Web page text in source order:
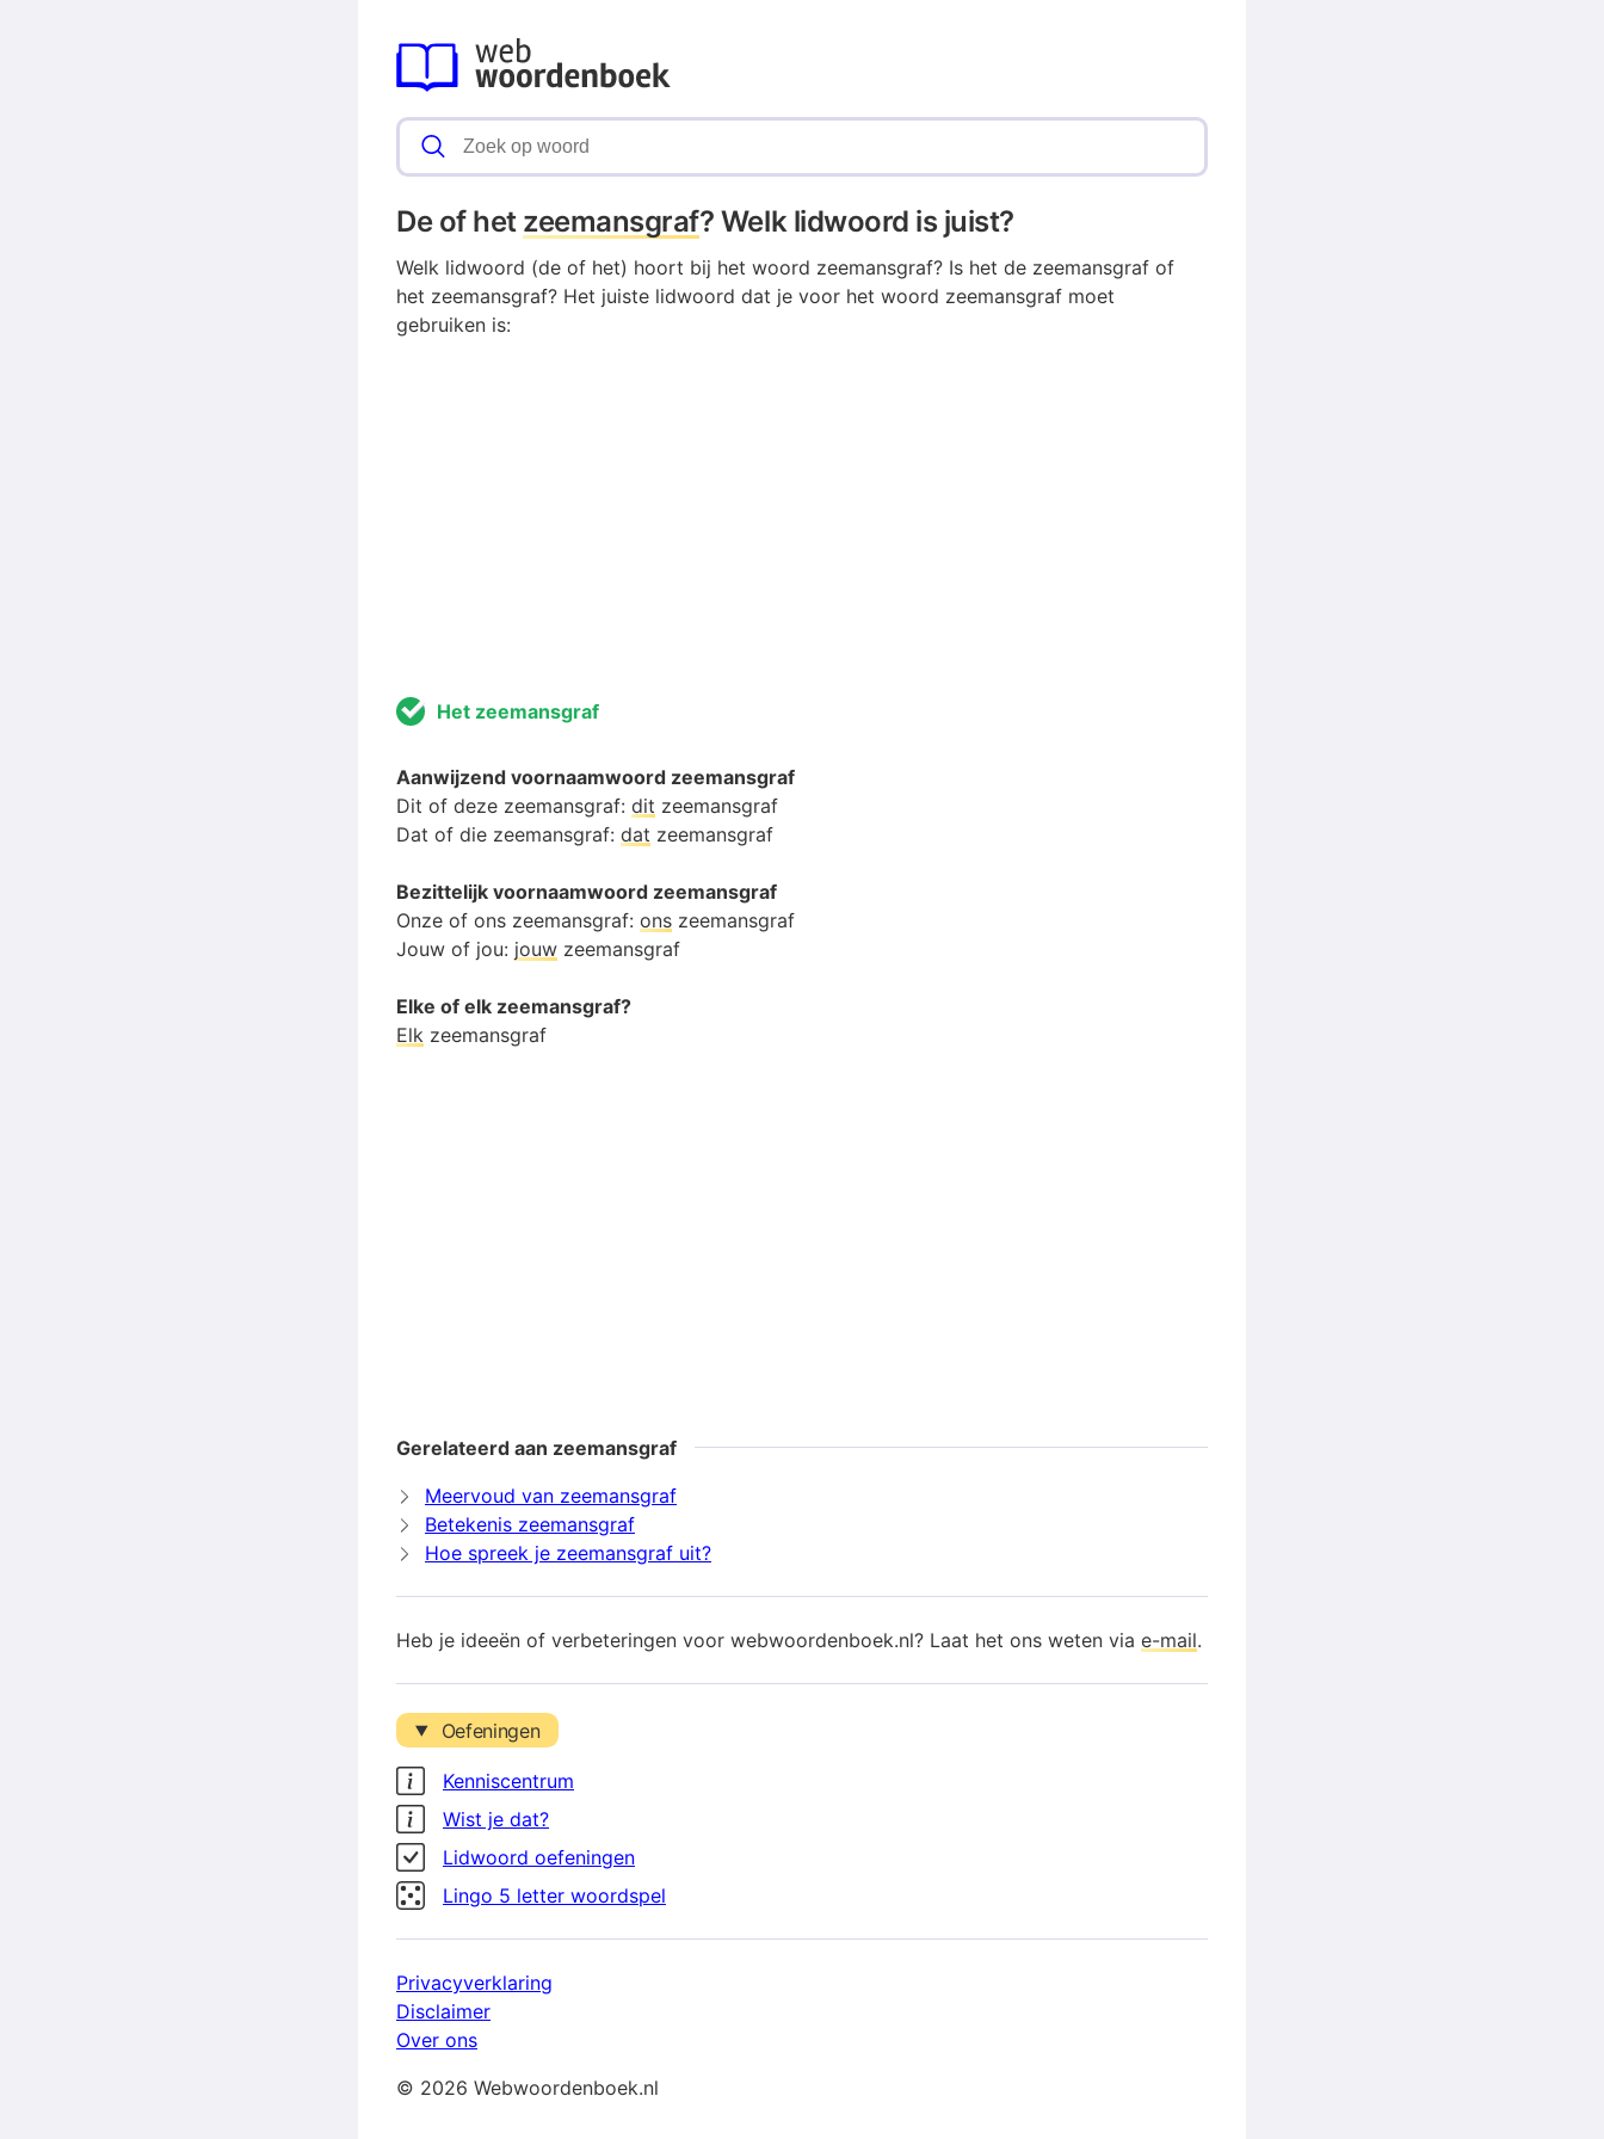
De of het zeemansgraf? Welk lidwoord is juist?
Welk lidwoord (de of het) hoort bij het woord zeemansgraf? Is het de zeemansgraf of
het zeemansgraf? Het juiste lidwoord dat je voor het woord zeemansgraf moet
gebruiken is:
Het zeemansgraf
Aanwijzend voornaamwoord zeemansgraf
Dit of deze zeemansgraf: dit zeemansgraf
Dat of die zeemansgraf: dat zeemansgraf
Bezittelijk voornaamwoord zeemansgraf
Onze of ons zeemansgraf: ons zeemansgraf
Jouw of jou: jouw zeemansgraf
Elke of elk zeemansgraf?
Elk zeemansgraf
Gerelateerd aan zeemansgraf
Meervoud van zeemansgraf
Betekenis zeemansgraf
Hoe spreek je zeemansgraf uit?
Heb je ideeën of verbeteringen voor webwoordenboek.nl? Laat het ons weten via e-mail.
Oefeningen
Kenniscentrum
Wist je dat?
Lidwoord oefeningen
Lingo 5 letter woordspel
Privacyverklaring
Disclaimer
Over ons
© 2026 Webwoordenboek.nl